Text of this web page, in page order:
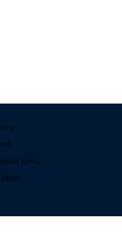
šumu